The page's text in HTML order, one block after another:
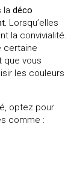
ladéco
Lorsqu’elles
la convivialité.
certaine
que vous
les couleurs
optez pour
comme :